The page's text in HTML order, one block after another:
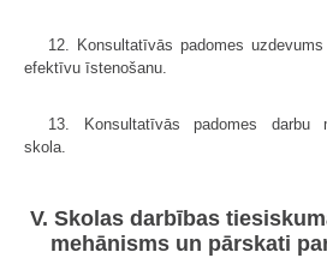
12. Konsultatīvās padomes
efektīvu īstenošanu.
13. Konsultatīvās padomes darbu
skola.
V. Skolas darbības
mehānisms un pārskati